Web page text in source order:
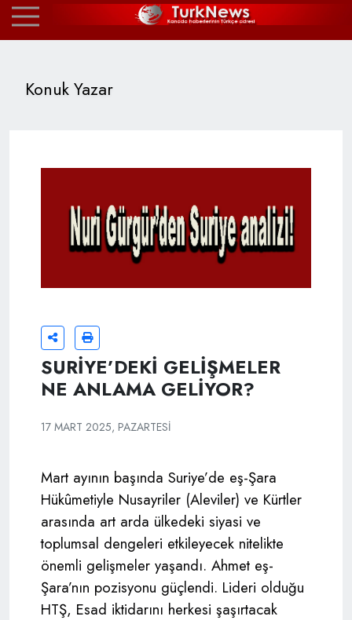
Konuk Yazar
SURİYE’DEKİ GELİŞMELER
NE ANLAMA GELİYOR?
17 MART 2025, PAZARTESI
Mart ayının başında Suriye’de eş-Şara
Hükûmetiyle Nusayriler (Aleviler) ve Kürtler
arasında art arda ülkedeki siyasi ve
toplumsal dengeleri etkileyecek nitelikte
önemli gelişmeler yaşandı. Ahmet eş-
Şara’nın pozisyonu güçlendi. Lideri olduğu
HTŞ, Esad iktidarını herkesi şaşırtacak